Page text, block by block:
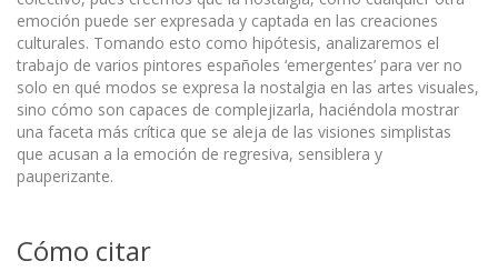
emoción puede ser expresada y captada en las creaciones
culturales. Tomando esto como hipótesis, analizaremos el
trabajo de varios pintores españoles ‘emergentes’ para ver no
solo en qué modos se expresa la nostalgia en las artes visuales,
sino cómo son capaces de complejizarla, haciéndola mostrar
una faceta más crítica que se aleja de las visiones simplistas
que acusan a la emoción de regresiva, sensiblera y
pauperizante.
Cómo citar